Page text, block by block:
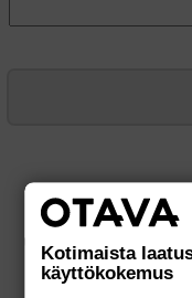
Kotimaista
käyttökokemus